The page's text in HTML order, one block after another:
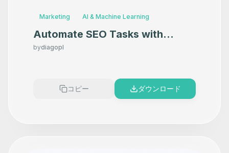
Marketing AI & Machine Learning
Automate SEO Tasks with
Google Search Console & AI via
bydiagopl
コピー ダウンロード